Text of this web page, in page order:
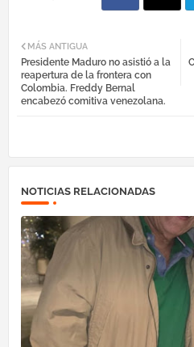
ebo
ok
tter
MÁS ANTIGUA
Presidente Maduro no asistió a la
reapertura de la frontera con
Colombia. Freddy Bernal
encabezó comitiva venezolana.
NOTICIAS RELACIONADAS